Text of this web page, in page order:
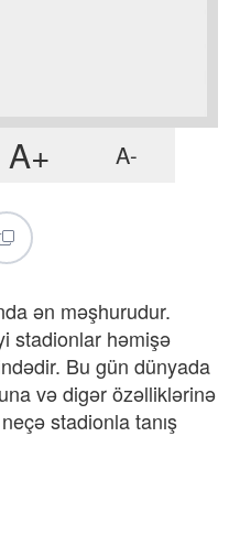
A+ A-
ən məşhurudur.
stadionlar həmişə
Bu gün​ dünyada
və digər özəlliklərinə
stadionla tanış